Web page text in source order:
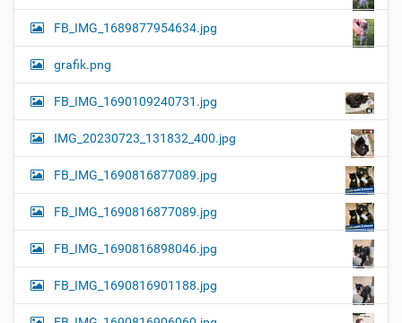
FB_IMG_1689877954634.jpg
grafik.png
FB_IMG_1690109240731.jpg
IMG_20230723_131832_400.jpg
FB_IMG_1690816877089.jpg
FB_IMG_1690816877089.jpg
FB_IMG_1690816898046.jpg
FB_IMG_1690816901188.jpg